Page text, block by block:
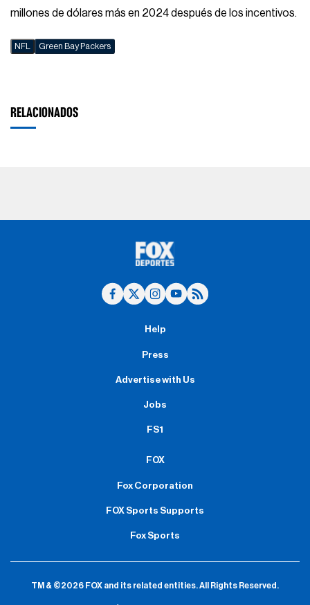
millones de dólares más en 2024 después de los incentivos.
NFL Green Bay Packers
RELACIONADOS
Help
Press
Advertise with Us
Jobs
FS1
FOX
Fox Corporation
FOX Sports Supports
Fox Sports
TM & ©2026 FOX and its related entities.All Rights Reserved.